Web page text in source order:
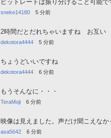
ビットレートは振り分けること可能で
sneke14180 5 分前
2時間だとだれちゃいますね お互い
dekotora4444 5 分前
ちょうどいいですね
dekotora4444 6 分前
もうそんなに・・・
TeraMoji 6 分前
映像は見えました。声だけ聞こえなか
asa5642 6 分前